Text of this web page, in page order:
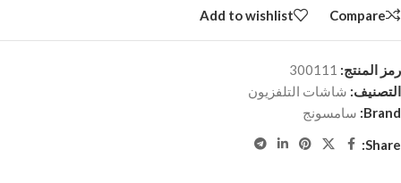
Compare
Add to wishlist
رمز المنتج: 300111
التصنيف: شاشات التلفزيون
Brand: سامسونج
Share: